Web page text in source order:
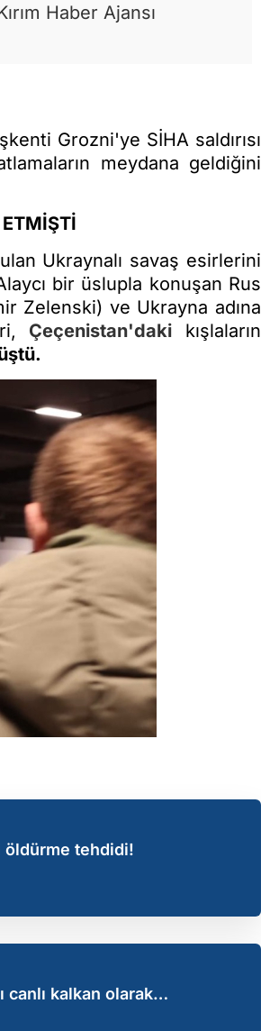
Haber Ajansı
Grozni'ye SİHA saldırısı
meydana geldiğini
Ukraynalı savaş esirlerini
bir üslupla konuşan Rus
Zelenski) ve Ukrayna adına
Çeçenistan'daki kışlaların
öldürme tehdidi!
canlı kalkan olarak